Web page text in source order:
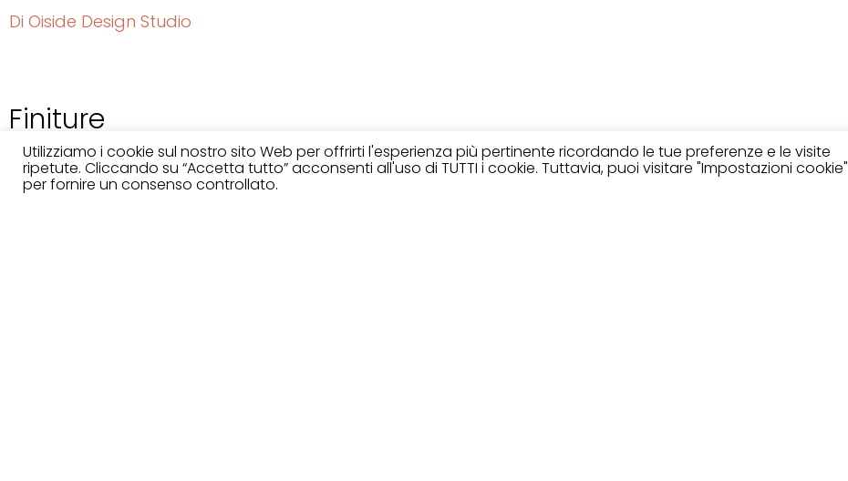
Di Oiside Design Studio
Finiture
Utilizziamo i cookie sul nostro sito Web per offrirti l'esperienza più pertinente ricordando le tue preferenze e le visite
ripetute. Cliccando su “Accetta tutto” acconsenti all'uso di TUTTI i cookie. Tuttavia, puoi visitare "Impostazioni cookie"
per fornire un consenso controllato.